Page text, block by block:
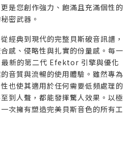
是您創作強力、飽滿且充滿個性的
密武器。
經典到現代的完整貝斯破音訊譜，
感、侵略性與扎實的份量感。每一
新的第二代 Efektor 引擎與優化
音質與流暢的使用體驗。雖然專為
也使其適用於任何需要低頻處理的
到人聲，都能發揮驚人效果。以極
次擁有塑造完美貝斯音色的所有工